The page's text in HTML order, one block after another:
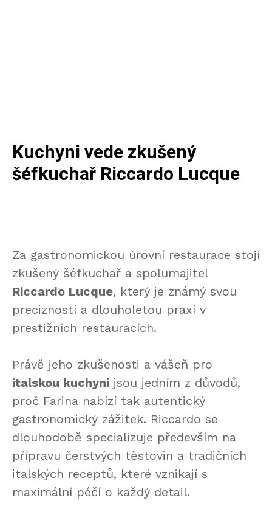
Kuchyni vede zkušený
šéfkuchař Riccardo Lucque
Za gastronomickou úrovní restaurace stojí
zkušený šéfkuchař a spolumajitel
Riccardo Lucque, který je známý svou
precizností a dlouholetou praxí v
prestižních restauracích.
Právě jeho zkušenosti a vášeň pro
italskou kuchyni jsou jedním z důvodů,
proč Farina nabízí tak autentický
gastronomický zážitek. Riccardo se
dlouhodobě specializuje především na
přípravu čerstvých těstovin a tradičních
italských receptů, které vznikají s
maximální péčí o každý detail.